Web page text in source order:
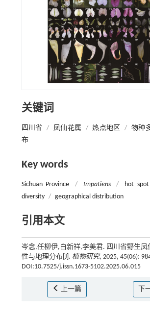
关键词
四川省 / 凤仙花属 / 热点地区 / 物种
布
Key words
Sichuan Province / Impatiens / hot
diversity / geographical distribution
引用本文
岑念,任柳伊,白新祥,李美君. 四川省野生凤
性与地理分布[J]. 植物研究, 2025, 45(06):
DOI:10.7525/j.issn.1673-5102.2025.06.015
上一篇 下